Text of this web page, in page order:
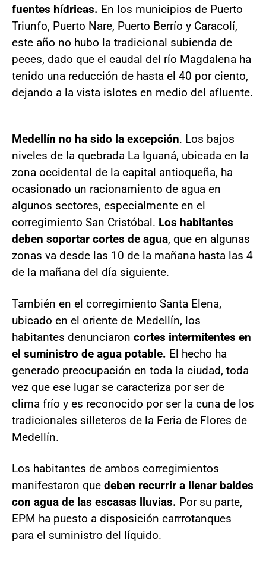
fuentes hídricas. En los municipios de Puerto
Triunfo, Puerto Nare, Puerto Berrío y Caracolí,
este año no hubo la tradicional subienda de
peces, dado que el caudal del río Magdalena ha
tenido una reducción de hasta el 40 por ciento,
dejando a la vista islotes en medio del afluente.
Medellín no ha sido la excepción. Los bajos
niveles de la quebrada La Iguaná, ubicada en la
zona occidental de la capital antioqueña, ha
ocasionado un racionamiento de agua en
algunos sectores, especialmente en el
corregimiento San Cristóbal. Los habitantes
deben soportar cortes de agua, que en algunas
zonas va desde las 10 de la mañana hasta las 4
de la mañana del día siguiente.
También en el corregimiento Santa Elena,
ubicado en el oriente de Medellín, los
habitantes denunciaron cortes intermitentes en
el suministro de agua potable. El hecho ha
generado preocupación en toda la ciudad, toda
vez que ese lugar se caracteriza por ser de
clima frío y es reconocido por ser la cuna de los
tradicionales silleteros de la Feria de Flores de
Medellín.
Los habitantes de ambos corregimientos
manifestaron que deben recurrir a llenar baldes
con agua de las escasas lluvias. Por su parte,
EPM ha puesto a disposición carrrotanques
para el suministro del líquido.